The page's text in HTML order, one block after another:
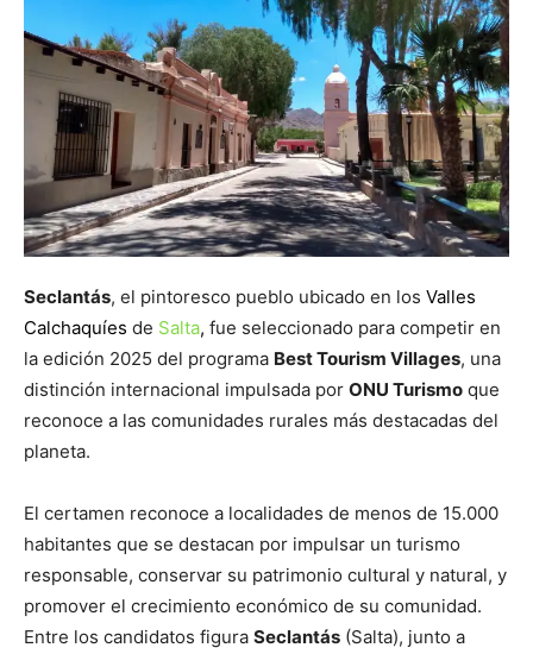
Seclantás, el pintoresco pueblo ubicado en los Valles
Calchaquíes de Salta, fue seleccionado para competir en
la edición 2025 del programa Best Tourism Villages, una
distinción internacional impulsada por ONU Turismo que
reconoce a las comunidades rurales más destacadas del
planeta.
El certamen reconoce a localidades de menos de 15.000
habitantes que se destacan por impulsar un turismo
responsable, conservar su patrimonio cultural y natural, y
promover el crecimiento económico de su comunidad.
Entre los candidatos figura Seclantás (Salta), junto a